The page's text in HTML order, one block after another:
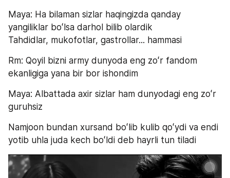
Maya: Ha bilaman sizlar haqingizda qanday
yangiliklar boʻlsa darhol bilib olardik
Tahdidlar, mukofotlar, gastrollar... hammasi
Rm: Qoyil bizni army dunyoda eng zoʻr fandom
ekanligiga yana bir bor ishondim
Maya: Albattada axir sizlar ham dunyodagi eng zoʻr
guruhsiz
Namjoon bundan xursand boʻlib kulib qoʻydi va endi
yotib uhla juda kech boʻldi deb hayrli tun tiladi